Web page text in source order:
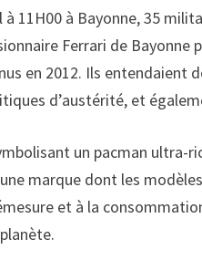
à 11H00 à Bayonne, 35
Ferrari de
en 2012. Ils entendaient
d’austérité, et
un pacman ultra-
marque dont les
et à la